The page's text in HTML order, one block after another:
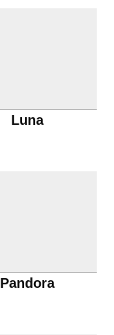
Luna
Pandora